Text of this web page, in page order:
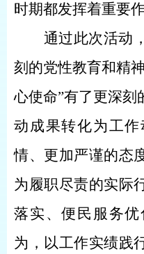
时期都发挥着重要作
通过此次活动
刻的党性教育和精
心使命”有了更深刻
动成果转化为工
情、更加严谨的态
为履职尽责的实际
落实、便民服务
为，以工作实绩践